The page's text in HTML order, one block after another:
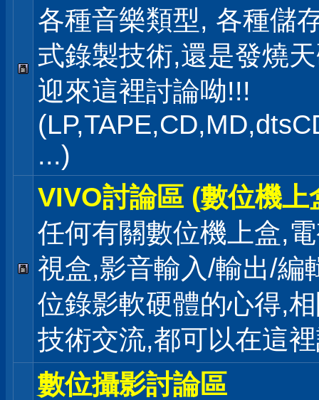
各種音樂類型, 各種儲
式錄製技術,還是發燒
迎來這裡討論呦!!!
...)
VIVO討論區 (數位機上
任何有關數位機上盒,
視盒,影音輸入/輸出/編
位錄影軟硬體的心得,
技術交流,都可以在這
數位攝影討論區